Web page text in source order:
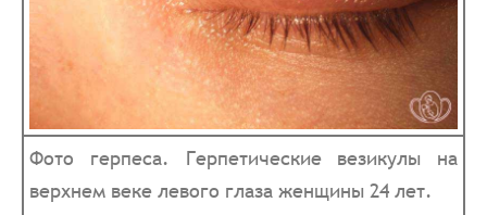
Фото герпеса. Герпетические везикулы на
верхнем веке левого глаза женщины 24 лет.